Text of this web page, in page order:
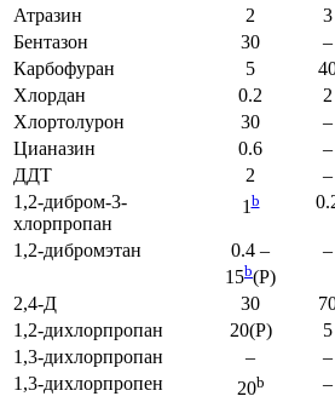
Атразин 2 3
Бентазон
30 –
Карбофуран
5
Хлордан
0.2 2
Хлортолурон
30 –
Цианазин
0.6 –
ДДТ
2 –
1,2-дибром-3-
хлорпропан
1b
1,2-дибромэтан
0.4 –
15b(P)
–
2,4-Д 30
1,2-дихлорпропан
20(P) 5
1,3-дихлорпропан
– –
1,3-дихлорпропен
20b –